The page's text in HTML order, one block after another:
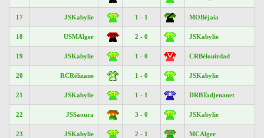
17 JSKabylie 1 - 1 MOBéjaia
18 USMAlger 2 - 0 JSKabylie
19 JSKabylie 1 - 0 CRBélouizdad
20 RCRélizane 1 - 0 JSKabylie
21 JSKabylie 1 - 1 DRBTadjenanet
22 JSSaoura 3 - 0 JSKabylie
23 JSKabylie 2 - 1 MCAlger